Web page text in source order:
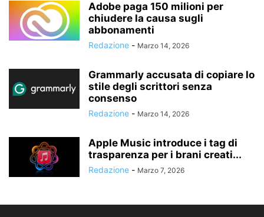
Adobe paga 150 milioni per
chiudere la causa sugli
abbonamenti
Redazione - Marzo 14, 2026
Grammarly accusata di copiare lo
stile degli scrittori senza
consenso
Redazione - Marzo 14, 2026
Apple Music introduce i tag di
trasparenza per i brani creati...
Redazione - Marzo 7, 2026